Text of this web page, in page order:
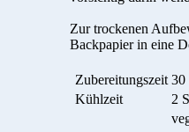
Zur trockenen
Backpapier in eine
Zubereitungszeit 30
Kühlzeit
2